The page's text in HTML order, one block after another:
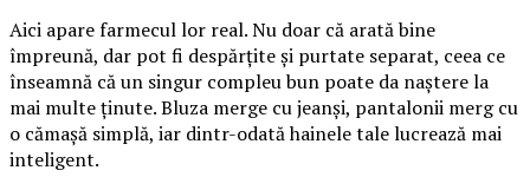
Aici apare farmecul lor real. Nu doar că arată bine
împreună, dar pot fi despărțite și purtate separat, ceea ce
înseamnă că un singur compleu bun poate da naștere la
mai multe ținute. Bluza merge cu jeanși, pantalonii merg cu
o cămașă simplă, iar dintr-odată hainele tale lucrează mai
inteligent.